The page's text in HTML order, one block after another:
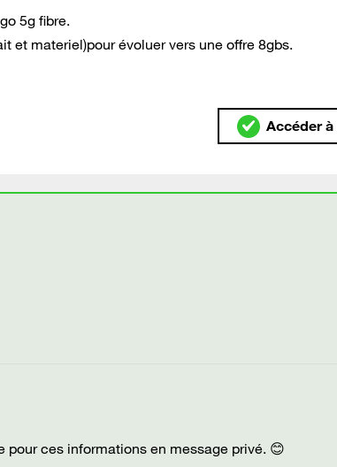
5g fibre.
et materiel)pour évoluer vers une offre 8gbs.
Accéder
ces informations en message privé. 😊